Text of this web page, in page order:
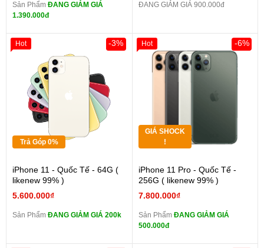
Sản Phẩm ĐANG GIẢM GIÁ
1.390.000đ
ĐANG GIẢM GIÁ 900.000đ
Trả Góp 0%
iPhone 11 - Quốc Tế - 64G (
likenew 99% )
5.600.000₫
-3%
Sản Phẩm ĐANG GIẢM GIÁ 200k
Hot
GIÁ SHOCK
!
iPhone 11 Pro - Quốc Tế -
256G ( likenew 99% )
7.800.000₫
-6%
Sản Phẩm ĐANG GIẢM GIÁ
500.000đ
Hot